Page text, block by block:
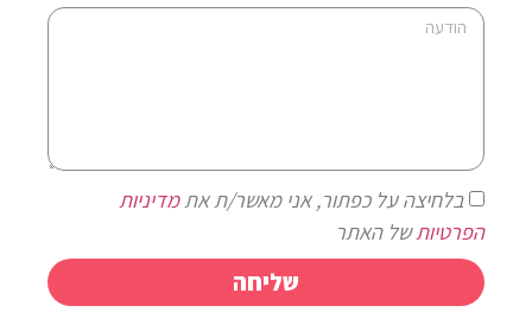
בלחיצה על כפתור, אני מאשר/ת אתמדיניות
הפרטיותשל האתר
שליחה